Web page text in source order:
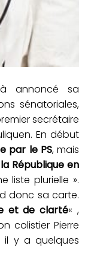
annoncé sa
sénatoriales,
secrétaire
En début
par le PS, mais
République en
liste plurielle ».
donc sa carte.
et de clarté« ,
colistier Pierre
il y a quelques